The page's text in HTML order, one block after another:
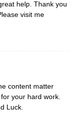
help. Thank you
visit me
content matter
your hard work.
Luck.